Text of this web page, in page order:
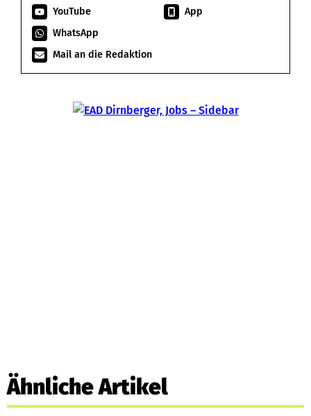
YouTube
App
WhatsApp
Mail an die Redaktion
Ähnliche Artikel